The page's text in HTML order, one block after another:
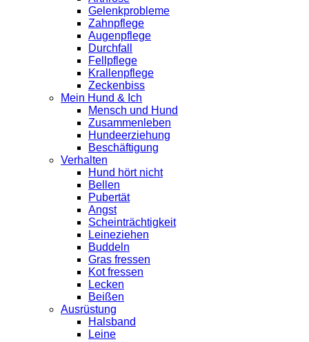
Gelenkprobleme
Zahnpflege
Augenpflege
Durchfall
Fellpflege
Krallenpflege
Zeckenbiss
Mein Hund & Ich
Mensch und Hund
Zusammenleben
Hundeerziehung
Beschäftigung
Verhalten
Hund hört nicht
Bellen
Pubertät
Angst
Scheinträchtigkeit
Leineziehen
Buddeln
Gras fressen
Kot fressen
Lecken
Beißen
Ausrüstung
Halsband
Leine